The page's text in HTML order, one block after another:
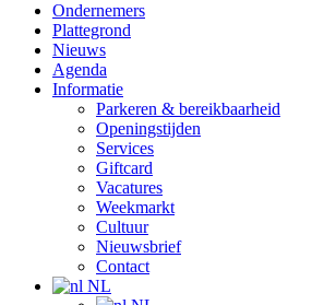
Ondernemers
Plattegrond
Nieuws
Agenda
Informatie
Parkeren & bereikbaarheid
Openingstijden
Services
Giftcard
Vacatures
Weekmarkt
Cultuur
Nieuwsbrief
Contact
NL